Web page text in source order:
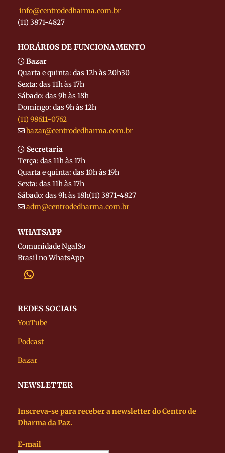
info@centrodedharma.com.br
(11) 3871-4827
HORÁRIOS DE FUNCIONAMENTO
Bazar
Quarta e quinta: das 12h às 20h30
Sexta: das 11h às 17h
Sábado: das 9h às 18h
Domingo: das 9h às 12h
(11) 98611-0762
bazar@centrodedharma.com.br
Secretaria
Terça: das 11h às 17h
Quarta e quinta: das 10h às 19h
Sexta: das 11h às 17h
Sábado: das 9h às 18h(11) 3871-4827
adm@centrodedharma.com.br
WHATSAPP
Comunidade NgalSo
Brasil no WhatsApp
REDES SOCIAIS
YouTube
Podcast
Bazar
NEWSLETTER
Inscreva-se para receber a newsletter do Centro de
Dharma da Paz.
E-mail